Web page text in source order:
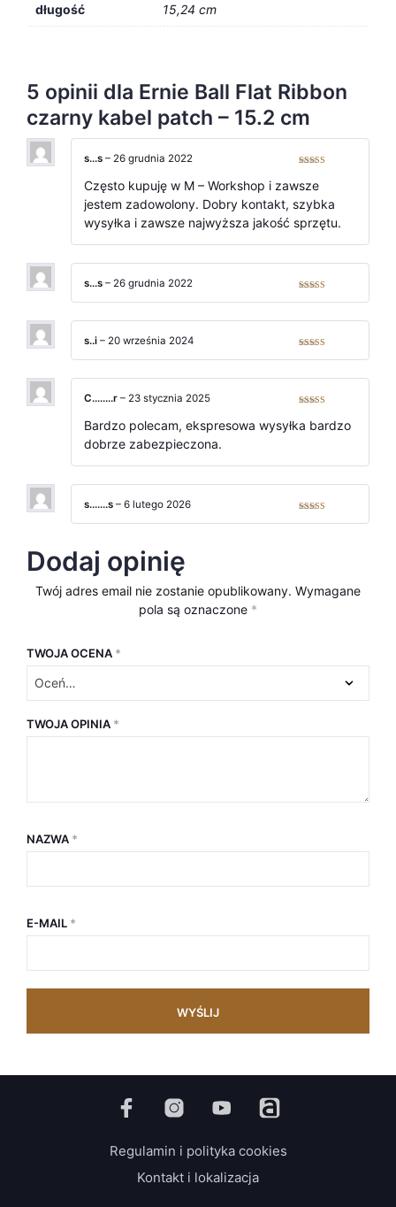
długość 15,24 cm
5 opinii dla Ernie Ball Flat Ribbon
czarny kabel patch – 15.2 cm
na 5
s…s – 26 grudnia 2022
Często kupuję w M – Workshop i zawsze
jestem zadowolony. Dobry kontakt, szybka
wysyłka i zawsze najwyższa jakość sprzętu.
s…s – 26 grudnia 2022
s..i – 20 września 2024
na 5
C……..r – 23 stycznia 2025
Bardzo polecam, ekspresowa wysyłka bardzo
dobrze zabezpieczona.
s…….s – 6 lutego 2026
Dodaj opinię
Twój adres email nie zostanie opublikowany. Wymagane
pola są oznaczone *
TWOJA OCENA *
TWOJA OPINIA *
NAZWA *
E-MAIL *
Regulamin i polityka cookies
Kontakt i lokalizacja